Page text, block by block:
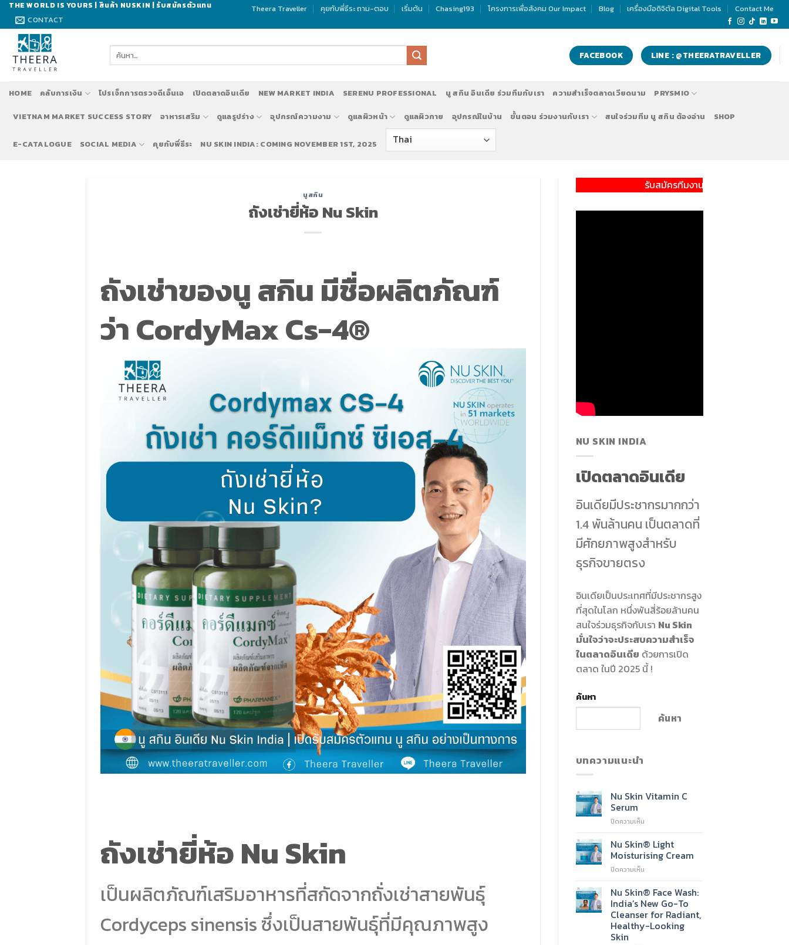
Skip
content
THE WORLD IS YOURS | สินค้า NUSKIN | รับสมัครตัวแทน
CONTACT
Theera Traveller คุยกับพี่ธีระ ถาม-ตอบ เริ่มต้น Chasing193 โครงการเพื่อสังคม Our Impact Blog เครื่องมือดิจิตัล Digital Tools Contact Me
ค้นหา: FACEBOOK LINE : @THEERATRAVELLER
HOME คลับการเงิน โปรเจ็กการตรวจดีเอ็นเอ เปิดตลาดอินเดีย NEW MARKET INDIA SERENU PROFESSIONAL นู สกิน อินเดีย ร่วมทีมกับเรา ความสำเร็จตลาดเวียดนาม PRYSMIO
VIETNAM MARKET SUCCESS STORY อาหารเสริม ดูแลรูปร่าง อุปกรณ์ความงาม ดูแลผิวหน้า ดูแลผิวกาย อุปกรณ์ในบ้าน ขั้นตอน ร่วมงานกับเรา สนใจร่วมทีม นู สกิน ต้องอ่าน SHOP
E-CATALOGUE SOCIAL MEDIA คุยกับพี่ธีระ NU SKIN INDIA: COMING NOVEMBER 1ST, 2025
นูสกิน
ถังเช่ายี่ห้อ Nu Skin
ถังเช่าของนู สกิน มีชื่อผลิตภัณฑ์
ว่าCordyMax Cs-4®
ถังเช่ายี่ห้อ Nu Skin
เป็นผลิตภัณฑ์เสริมอาหารที่สกัดจากถั่งเช่าสายพันธุ์
Cordyceps sinensis ซึ่งเป็นสายพันธุ์ที่มีคุณภาพสูง
รับสมัครทีมงานทำตลาด นู สกิน ประเทศอินเดีย NU
NU SKIN INDIA
เปิดตลาดอินเดีย
อินเดียมีประชากรมากกว่า
1.4 พันล้านคน เป็นตลาดที่
มีศักยภาพสูงสำหรับ
ธุรกิจขายตรง
อินเดียเป็นประเทศที่มีประชากรสูง
ที่สุดในโลก หนึ่งพันสี่ร้อยล้านคน
สนใจร่วมธุรกิจกับเรา Nu Skin
มั่นใจว่าจะประสบความสำเร็จ
ในตลาดอินเดีย ด้วยการเปิด
ตลาด ในปี 2025 นี้ !
ค้นหา
ค้นหา
บทความแนะนำ
Nu Skin Vitamin C
Serum
ปิดความเห็นบน
Skin
Vitamin
C
Serum
Nu Skin® Light
Moisturising Cream
ปิดความเห็นบน
Skin®
Light
Moisturising
Cream
Nu Skin® Face Wash:
India’s New Go-To
Cleanser for Radiant,
Healthy-Looking
Skin